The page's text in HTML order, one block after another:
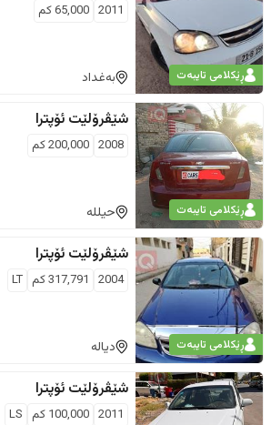
ڕێکلامی تایبەت
2011
65,000كم
بەغداد
ڕێکلامی تایبەت
شێڤرۆلێت ئۆپترا
2008
200,000كم
حیللە
ڕێکلامی تایبەت
شێڤرۆلێت ئۆپترا
2004
317,791كم LT
دیالە
شێڤرۆلێت ئۆپترا
2011
100,000 كم LS